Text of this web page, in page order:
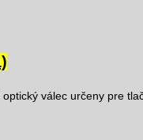
válec určeny pre